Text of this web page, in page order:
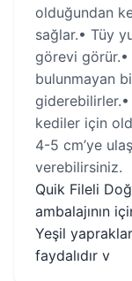
olduğundan
sağlar.• Tüy
görevi görür.•
bulunmayan
kediler için
4-5 cm’ye
verebilirsiniz.
Quik Fileli
ambalajının
Yeşil
faydalıdır v